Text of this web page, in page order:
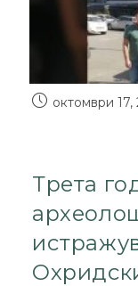
октомври 17,
Трета